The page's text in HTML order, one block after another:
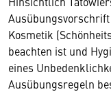
Kosmetik
beachten ist und
eines
Ausübungsregeln